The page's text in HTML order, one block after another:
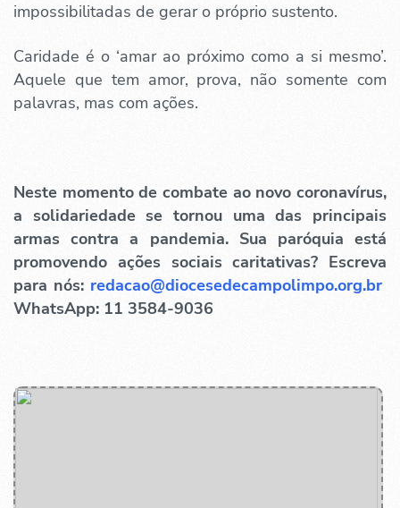
impossibilitadas de gerar o próprio sustento.
Caridade é o ‘amar ao próximo como a si mesmo’.
Aquele que tem amor, prova, não somente com
palavras, mas com ações.
Neste momento de combate ao novo coronavírus,
a solidariedade se tornou uma das principais
armas contra a pandemia. Sua paróquia está
promovendo ações sociais caritativas? Escreva
para nós: redacao@diocesedecampolimpo.org.br
WhatsApp: 11 3584-9036